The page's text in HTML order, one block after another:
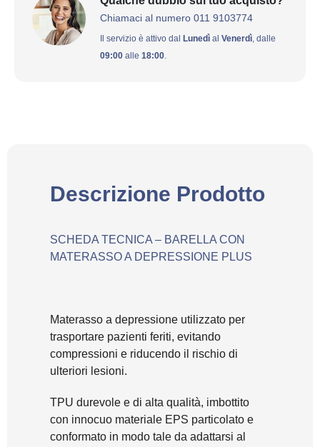
Chiamaci al numero 011 9103774
Il servizio è attivo dal Lunedì al Venerdì , dalle
09:00 alle 18:00
Descrizione Prodotto
SCHEDA TECNICA – BARELLA CON
MATERASSO A DEPRESSIONE PLUS
Materasso a depressione utilizzato per
trasportare pazienti feriti, evitando
compressioni e riducendo il rischio di
ulteriori lesioni.
TPU durevole e di alta qualità, imbottito
con innocuo materiale EPS particolato e
conformato in modo tale da adattarsi al